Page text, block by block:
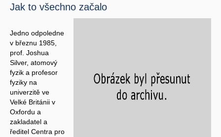
Jak to všechno začalo
Jedno odpoledne
v březnu 1985,
prof. Joshua
Silver, atomový
fyzik a profesor
fyziky na
univerzitě ve
Velké Británii v
Oxfordu a
zakladatel a
ředitel Centra pro